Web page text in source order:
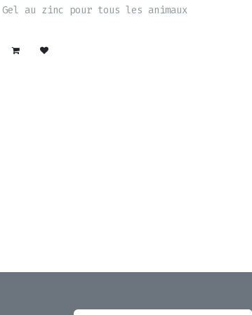
Gel au zinc pour tous les animaux